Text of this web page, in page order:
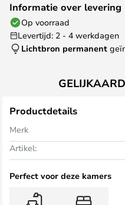
Informatie over levering
Op voorraad
Levertijd: 2 - 4 werkdagen
Lichtbron permanent
Productdetails
Merk
Artikel:
Perfect voor deze kamers